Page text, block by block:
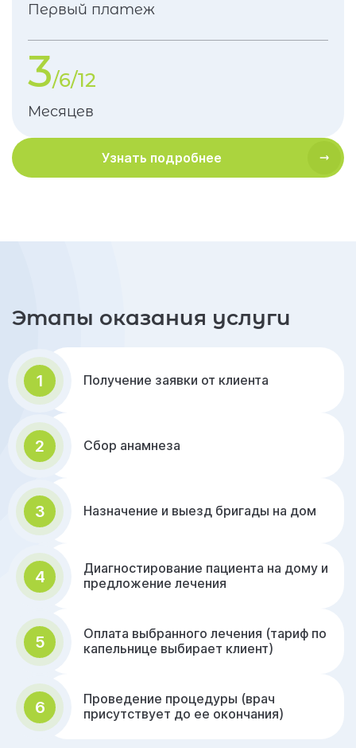
Первый платеж
3/6/12
Месяцев
Узнать подробнее
Этапы оказания услуги
1 Получение заявки от клиента
2 Сбор анамнеза
3 Назначение и выезд бригады на дом
4
Диагностирование пациента на дому и
предложение лечения
5
Оплата выбранного лечения (тариф по
капельнице выбирает клиент)
6
Проведение процедуры (врач
присутствует до ее окончания)